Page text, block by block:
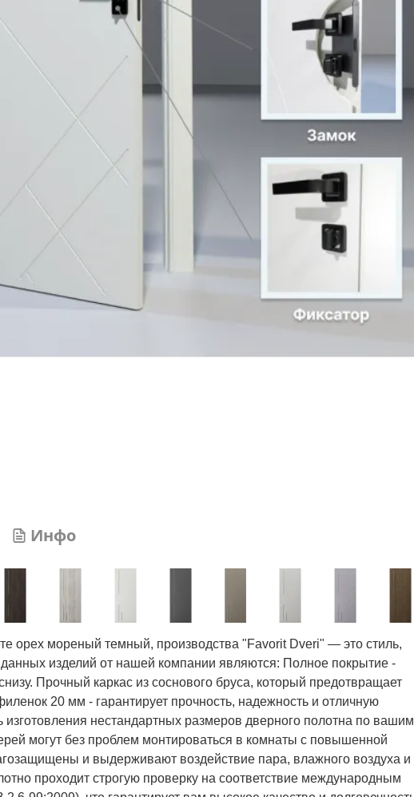
Инфо
орех мореный темный, производства "Favorit Dveri" — это стиль,
изделий от нашей компании являются: Полное покрытие -
Прочный каркас из соснового бруса, который предотвращает
20 мм - гарантирует прочность, надежность и отличную
нестандартных размеров дверного полотна по вашим
могут без проблем монтироваться в комнаты с повышенной
и выдерживают воздействие пара, влажного воздуха и
проходит строгую проверку на соответствие международным